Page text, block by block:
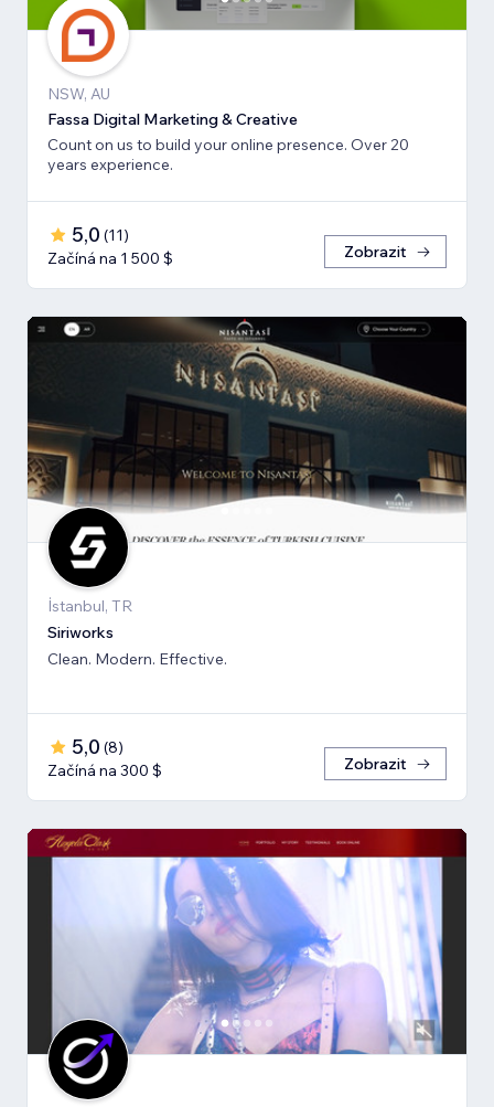
NSW, AU
Fassa Digital Marketing & Creative
Count on us to build your online presence. Over 20
years experience.
5,0 (11)
Začíná na 1 500 $
Zobrazit
İstanbul, TR
Siriworks
Clean. Modern. Effective.
5,0 (8)
Začíná na 300 $
Zobrazit